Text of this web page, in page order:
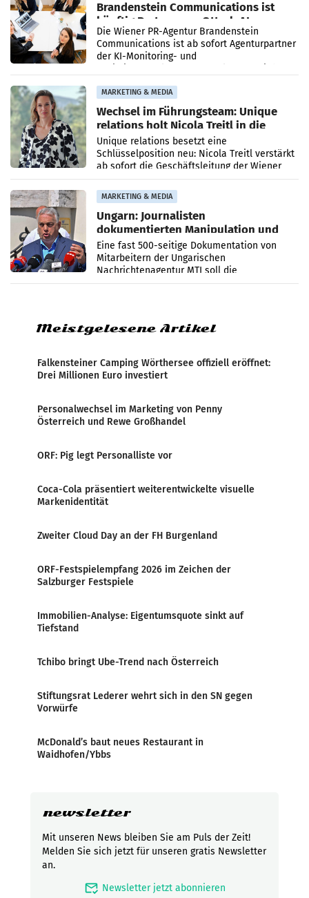
Brandenstein Communications ist
künftig Partner von OtterlyAI
Die Wiener PR-Agentur Brandenstein
Communications ist ab sofort Agenturpartner
der KI-Monitoring- und
MARKETING & MEDIA
Wechsel im Führungsteam: Unique
relations holt Nicola Treitl in die
Geschäftsleitung
Unique relations besetzt eine
Schlüsselposition neu: Nicola Treitl verstärkt
ab sofort die Geschäftsleitung der Wiener
PR-Agentur an der Seite von Josef Kalina und
Anna Kalina-Mahr.
MARKETING & MEDIA
Ungarn: Journalisten
dokumentierten Manipulation und
Zensur
Eine fast 500-seitige Dokumentation von
Mitarbeitern der Ungarischen
Nachrichtenagentur MTI soll die
systematische Nachrichten-Manipulation und
Meistgelesene Artikel
Falkensteiner Camping Wörthersee offiziell eröffnet:
Drei Millionen Euro investiert
Personalwechsel im Marketing von Penny
Österreich und Rewe Großhandel
ORF: Pig legt Personalliste vor
Coca-Cola präsentiert weiterentwickelte visuelle
Markenidentität
Zweiter Cloud Day an der FH Burgenland
ORF-Festspielempfang 2026 im Zeichen der
Salzburger Festspiele
Immobilien-Analyse: Eigentumsquote sinkt auf
Tiefstand
Tchibo bringt Ube-Trend nach Österreich
Stiftungsrat Lederer wehrt sich in den SN gegen
Vorwürfe
McDonald’s baut neues Restaurant in
Waidhofen/Ybbs
newsletter
Mit unseren News bleiben Sie am Puls der Zeit!
Melden Sie sich jetzt für unseren gratis Newsletter
an.
mark_email_read Newsletter jetzt abonnieren